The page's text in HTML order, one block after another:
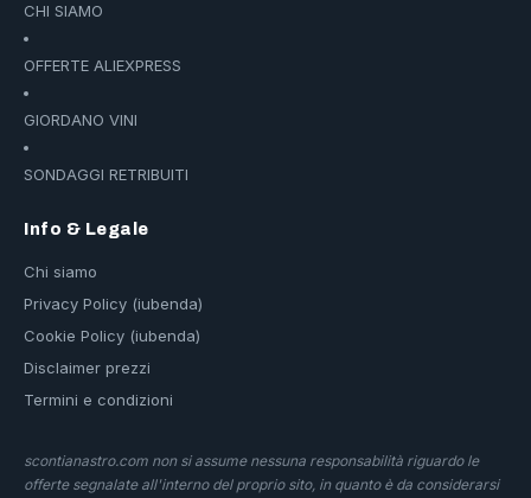
CHI SIAMO
OFFERTE ALIEXPRESS
GIORDANO VINI
SONDAGGI RETRIBUITI
Info & Legale
Chi siamo
Privacy Policy (iubenda)
Cookie Policy (iubenda)
Disclaimer prezzi
Termini e condizioni
scontianastro.com non si assume nessuna responsabilità riguardo le
offerte segnalate all'interno del proprio sito, in quanto è da considerarsi